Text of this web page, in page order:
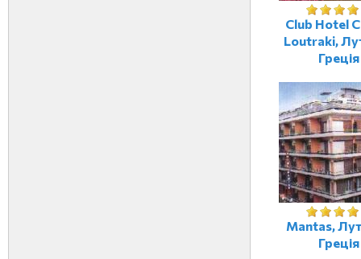
Club Hotel
Loutraki,
Греція
Mantas,
Греція